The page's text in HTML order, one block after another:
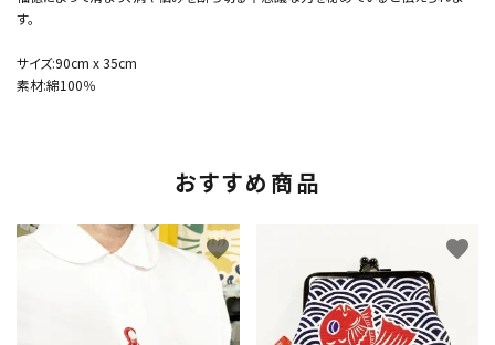
す。
サイズ:90cm x 35cm
素材:綿100％
おすすめ商品
favorite favorite